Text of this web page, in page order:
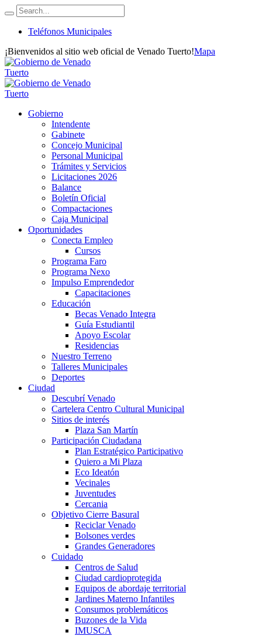
Teléfonos Municipales
¡Bienvenidos al sitio web oficial de Venado Tuerto!Mapa
Gobierno
Intendente
Gabinete
Concejo Municipal
Personal Municipal
Trámites y Servicios
Licitaciones 2026
Balance
Boletín Oficial
Compactaciones
Caja Municipal
Oportunidades
Conecta Empleo
Cursos
Programa Faro
Programa Nexo
Impulso Emprendedor
Capacitaciones
Educación
Becas Venado Integra
Guía Estudiantil
Apoyo Escolar
Residencias
Nuestro Terreno
Talleres Municipales
Deportes
Ciudad
Descubrí Venado
Cartelera Centro Cultural Municipal
Sitios de interés
Plaza San Martín
Participación Ciudadana
Plan Estratégico Participativo
Quiero a Mi Plaza
Eco Ideatón
Vecinales
Juventudes
Cercania
Objetivo Cierre Basural
Reciclar Venado
Bolsones verdes
Grandes Generadores
Cuidado
Centros de Salud
Ciudad cardioprotegida
Equipos de abordaje territorial
Jardines Materno Infantiles
Consumos problemáticos
Buzones de la Vida
IMUSCA